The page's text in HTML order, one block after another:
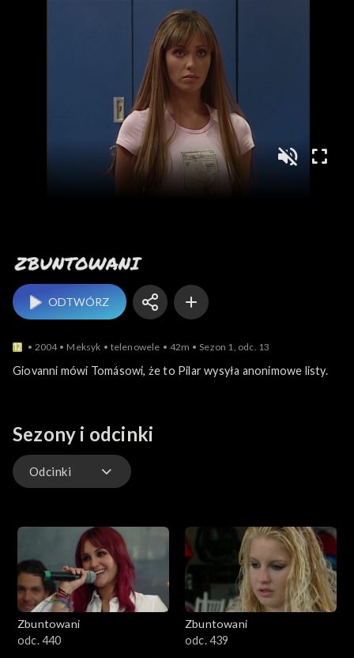
Zbuntowani
ODTWÓRZ
2004 Meksyk telenowele 42m Sezon 1, odc. 13
Giovanni mówi Tomásowi, że to Pilar wysyła anonimowe listy.
Sezony i odcinki
Odcinki
Zbuntowani
odc. 440
Zbuntowani
odc. 439